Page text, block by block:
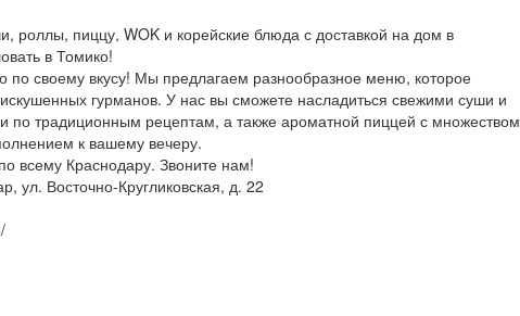
роллы, пиццу, WOK и корейские блюда с доставкой на дом в
в Томико!
по своему вкусу! Мы предлагаем разнообразное меню, которое
гурманов. У нас вы сможете насладиться свежими суши и
по традиционным рецептам, а также ароматной пиццей с множеством
к вашему вечеру.
всему Краснодару. Звоните нам!
ул. Восточно-Кругликовская, д. 22